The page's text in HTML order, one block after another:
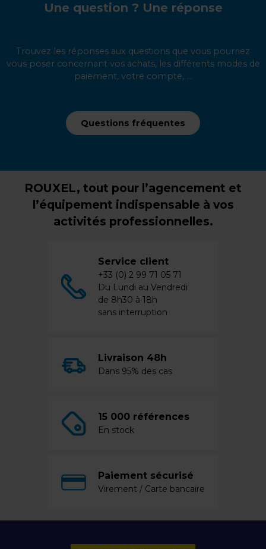
Une question ? Une réponse
Trouvez les réponses aux questions que vous pourriez
vous poser concernant vos achats, les différents modes de
paiement, votre compte, ...
Questions fréquentes
ROUXEL, tout pour l’agencement et
l’équipement indispensable à vos
activités professionnelles.
Service client
+33 (0) 2 99 71 05 71
Du Lundi au Vendredi
de 8h30 à 18h
sans interruption
Livraison 48h
Dans 95% des cas
15 000 références
En stock
Paiement sécurisé
Virement / Carte bancaire